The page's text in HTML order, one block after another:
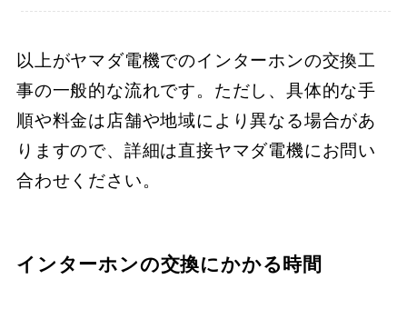
以上がヤマダ電機でのインターホンの交換工
事の一般的な流れです。ただし、具体的な手
順や料金は店舗や地域により異なる場合があ
りますので、詳細は直接ヤマダ電機にお問い
合わせください。
インターホンの交換にかかる時間